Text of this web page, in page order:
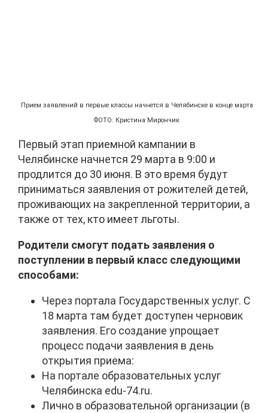
Прием заявлений в первые классы начнется в Челябинске в конце марта
ФОТО: Кристина Мирончик
Первый этап приемной кампании в
Челябинске начнется 29 марта в 9:00 и
продлится до 30 июня. В это время будут
приниматься заявления от рожителей детей,
проживающих на закрепленной территории, а
также от тех, кто имеет льготы.
Родители смогут подать заявления о
поступлении в первый класс следующими
способами:
Через портала Государственных услуг. С
18 марта там будет доступен черновик
заявления. Его создание упрощает
процесс подачи заявления в день
открытия приема:
На портале образовательных услуг
Челябинска edu-74.ru.
Лично в образовательной организации (в